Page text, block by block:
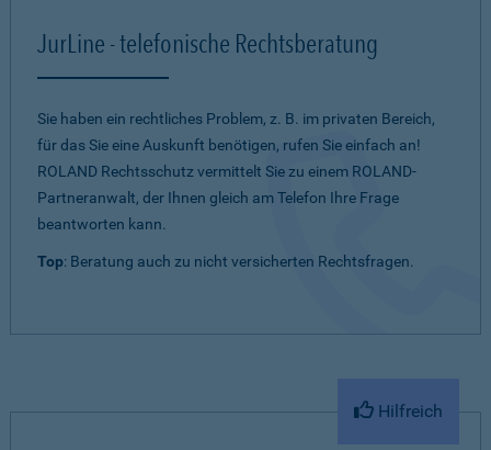
JurLine - telefonische Rechtsberatung
Sie haben ein rechtliches Problem, z. B. im privaten Bereich,
für das Sie eine Auskunft benötigen, rufen Sie einfach an!
ROLAND Rechtsschutz vermittelt Sie zu einem ROLAND-
Partneranwalt, der Ihnen gleich am Telefon Ihre Frage
beantworten kann.
Top: Beratung auch zu nicht versicherten Rechtsfragen.
Hilfreich